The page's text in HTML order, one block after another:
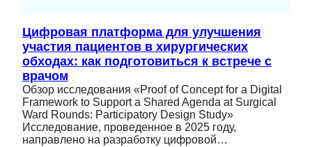
Цифровая платформа для улучшения
участия пациентов в хирургических
обходах: как подготовиться к встрече с
врачом
Обзор исследования «Proof of Concept for a Digital
Framework to Support a Shared Agenda at Surgical
Ward Rounds: Participatory Design Study»
Исследование, проведенное в 2025 году,
направлено на разработку цифровой…